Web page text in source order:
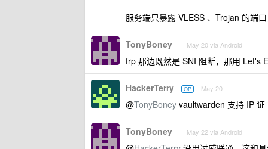
服务端只暴露 VLESS 、Trojan 的端
TonyBoney May 20 via Android
frp 那边既然是 SNI 阻断，那用 Let's
HackerTerry OP May 20
@TonyBoney vaultwarden 支持 IP
TonyBoney May 22 via Android